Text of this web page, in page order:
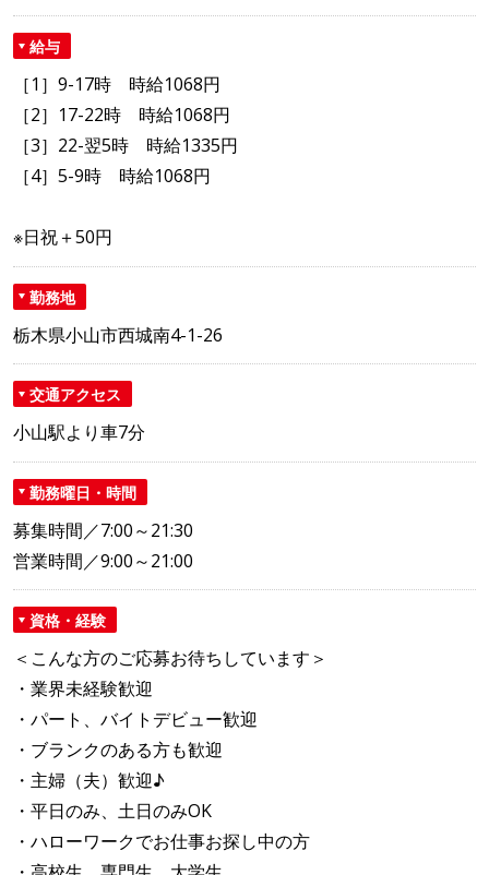
給与
［1］9-17時 時給1068円
［2］17-22時 時給1068円
［3］22-翌5時 時給1335円
［4］5-9時 時給1068円
※日祝＋50円
勤務地
栃木県小山市西城南4-1-26
交通アクセス
小山駅より車7分
勤務曜日・時間
募集時間／7:00～21:30
営業時間／9:00～21:00
資格・経験
＜こんな方のご応募お待ちしています＞
・業界未経験歓迎
・パート、バイトデビュー歓迎
・ブランクのある方も歓迎
・主婦（夫）歓迎♪
・平日のみ、土日のみOK
・ハローワークでお仕事お探し中の方